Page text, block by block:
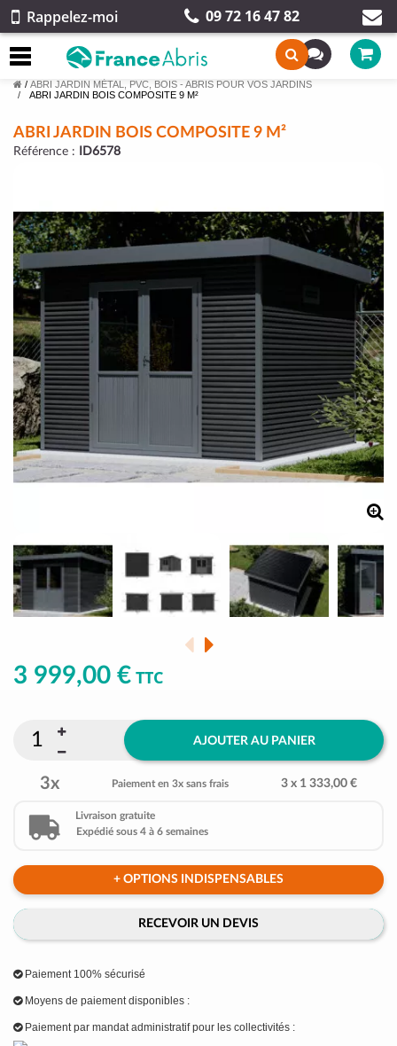
Rappelez-moi 09 72 16 47 82
/ ABRI JARDIN MÉTAL, PVC, BOIS - ABRIS POUR VOS JARDINS
ABRI JARDIN BOIS COMPOSITE 9 M²
ABRI JARDIN BOIS COMPOSITE 9 M²
Référence : ID6578
3 999,00 € TTC
AJOUTER AU PANIER
3x Paiement en 3x sans frais 3 x 1 333,00 €
Livraison gratuite
Expédié sous 4 à 6 semaines
+ OPTIONS INDISPENSABLES
RECEVOIR UN DEVIS
Paiement 100% sécurisé
Moyens de paiement disponibles :
Paiement par mandat administratif pour les collectivités :